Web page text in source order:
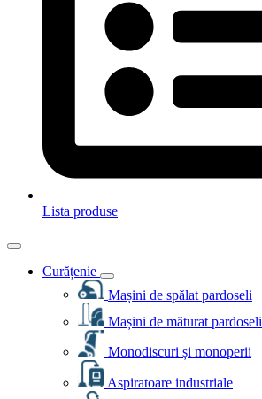
Lista produse
Curățenie
Mașini de spălat pardoseli
Mașini de măturat pardoseli
Monodiscuri și monoperii
Aspiratoare industriale